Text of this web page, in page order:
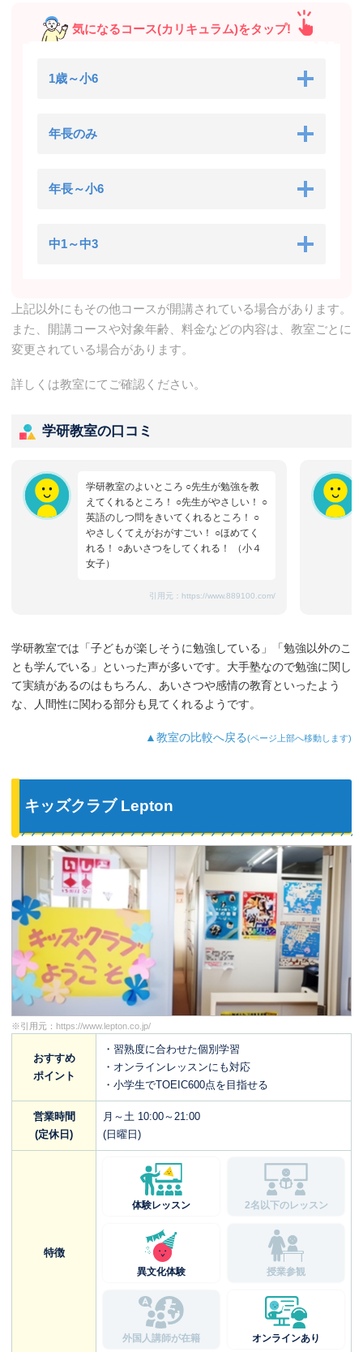
気になるコース(カリキュラム)をタップ!
1歳～小6
年長のみ
年長～小6
中1～中3
上記以外にもその他コースが開講されている場合があります。
また、開講コースや対象年齢、料金などの内容は、教室ごとに
変更されている場合があります。
詳しくは教室にてご確認ください。
学研教室の口コミ
学研教室のよいところ ○先生が勉強を教
えてくれるところ！ ○先生がやさしい！ ○
英語のしつ問をきいてくれるところ！ ○
やさしくてえがおがすごい！ ○ほめてく
れる！ ○あいさつをしてくれる！ （小４
女子）
引用元： https://www.889100.com/
学研教室では「子どもが楽しそうに勉強している」「勉強以外のこ
とも学んでいる」といった声が多いです。大手塾なので勉強に関し
て実績があるのはもちろん、あいさつや感情の教育といったよう
な、人間性に関わる部分も見てくれるようです。
▲教室の比較へ戻る(ページ上部へ移動します)
キッズクラブ Lepton
※引用元： https://www.lepton.co.jp/
おすすめ
ポイント
・習熟度に合わせた個別学習
・オンラインレッスンにも対応
・小学生でTOEIC600点を目指せる
営業時間
(定休日)
月～土 10:00～21:00
(日曜日)
特徴
体験レッスン 2名以下のレッスン
異文化体験 授業参観
外国人講師が在籍 オンラインあり